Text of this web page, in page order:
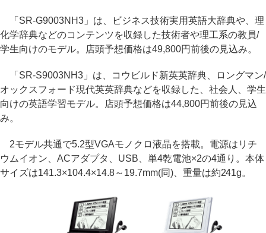
「SR-G9003NH3」は、ビジネス技術実用英語大辞典や、理
化学辞典などのコンテンツを収録した技術者や理工系の教員/
学生向けのモデル。店頭予想価格は49,800円前後の見込み。
「SR-S9003NH3」は、コウビルド新英英辞典、ロングマン/
オックスフォード現代英英辞典などを収録した、社会人、学生
向けの英語学習モデル。店頭予想価格は44,800円前後の見込
み。
2モデル共通で5.2型VGAモノクロ液晶を搭載。電源はリチ
ウムイオン、ACアダプタ、USB、単4乾電池×2の4通り。本体
サイズは141.3×104.4×14.8～19.7mm(同)、重量は約241g。